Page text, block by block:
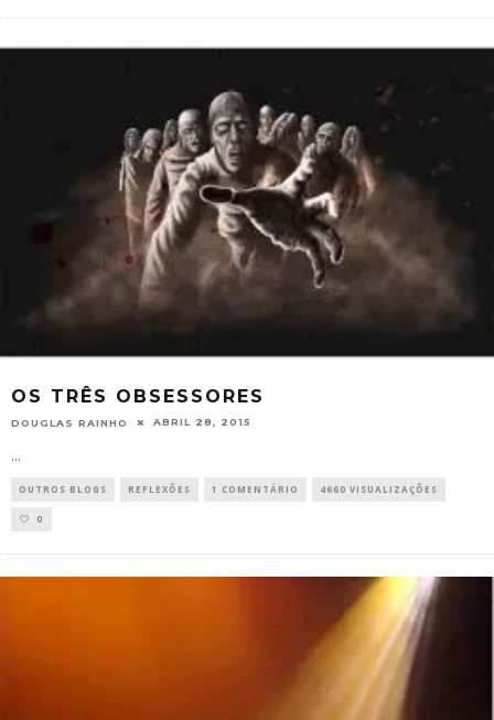
OS TRÊS OBSESSORES
DOUGLAS RAINHO ABRIL 28, 2015
...
OUTROS BLOGS REFLEXÕES 1 COMENTÁRIO 4660 VISUALIZAÇÕES
0